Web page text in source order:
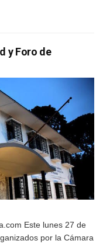
y Foro de
Este lunes 27 de
por la Cámara